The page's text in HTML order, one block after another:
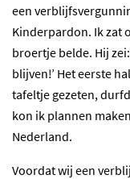
een
Kinderpardon. Ik zat
broertje belde. Hij
blijven!’ Het eerste
tafeltje gezeten,
kon ik plannen
Nederland.
Voordat wij een